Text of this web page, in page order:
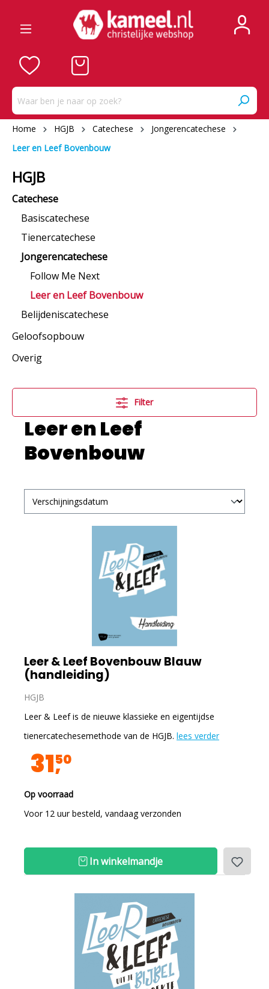
Home HGJB Catechese
Jongerencatechese
Leer en Leef Bovenbouw
HGJB
Catechese
Basiscatechese
Tienercatechese
Jongerencatechese
Follow Me Next
Leer en Leef Bovenbouw
Belijdeniscatechese
Geloofsopbouw
Overig
Filter
Leer en Leef
Bovenbouw
Leer & Leef Bovenbouw Blauw
(handleiding)
HGJB
Leer & Leef is de nieuwe klassieke en eigentijdse
tienercatechesemethode van de HGJB. lees verder
3150
Op voorraad
Voor 12 uur besteld, vandaag verzonden
In winkelmandje